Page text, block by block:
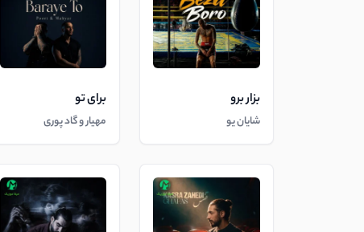
بزار برو
شایان یو
برای تو
مهیار و گاد پوری